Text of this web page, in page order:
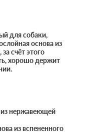
для собаки,
основа из
счёт этого
хорошо держит
нержавеющей
из вспененного